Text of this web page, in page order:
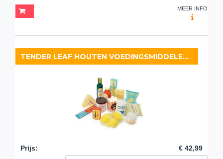
MEER INFO
TENDER LEAF HOUTEN VOEDINGSMIDDELENSET
Prijs: € 42,99